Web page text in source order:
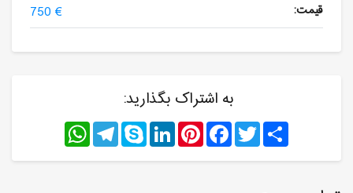
قیمت: 750 €
به اشتراک بگذارید:
Share
Twitter
Facebook
Pinterest
LinkedIn
Skype
Telegram
WhatsApp